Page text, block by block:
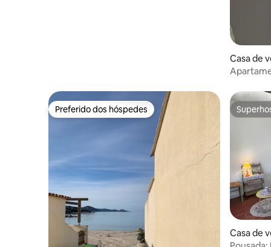
Casa de
o
Preferido dos hóspedes
Preferido dos hóspedes
Casa de